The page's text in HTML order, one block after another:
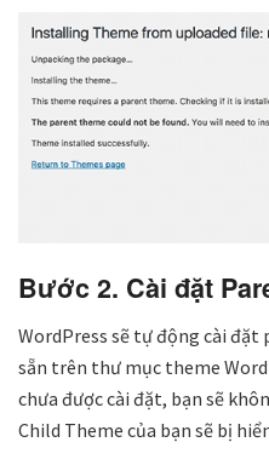
Bước 2. Cài đặt
WordPress sẽ tự động cài
sẵn trên thư mục theme
chưa được cài đặt, bạn sẽ
Child Theme của bạn sẽ bị